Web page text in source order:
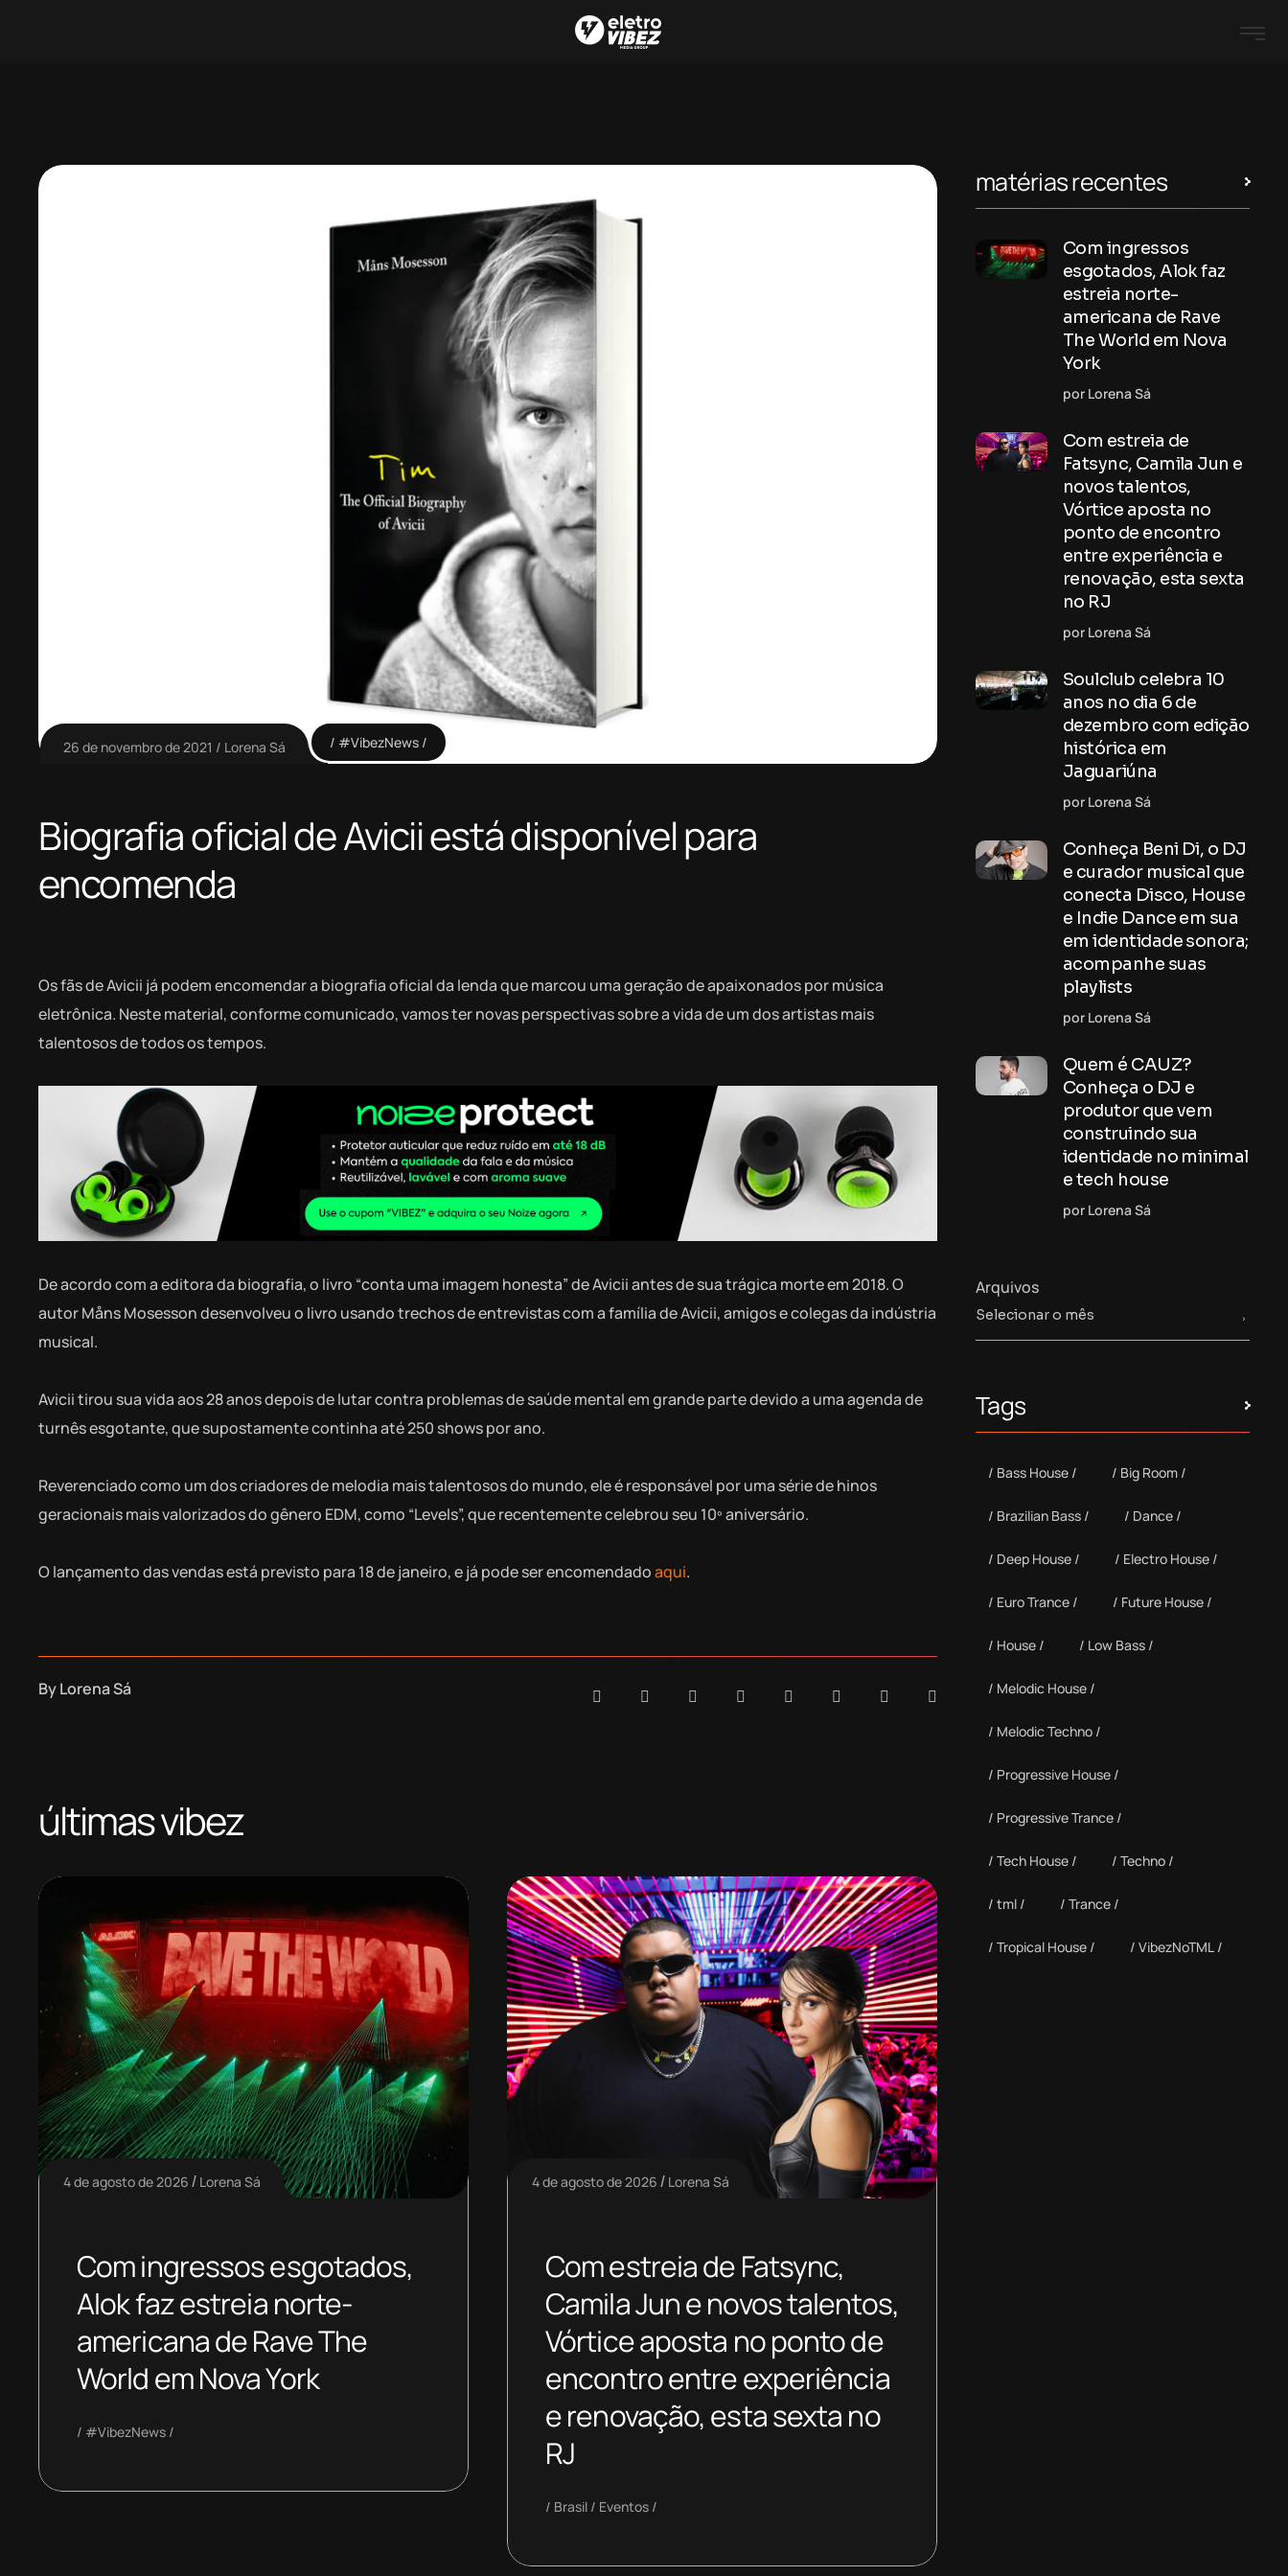
26 de novembro de 2021 Lorena Sá #VibezNews
Biografia oficial de Avicii está disponível para
encomenda
Os fãs de Avicii já podem encomendar a biografia oficial da lenda que marcou uma geração de apaixonados por música
eletrônica. Neste material, conforme comunicado, vamos ter novas perspectivas sobre a vida de um dos artistas mais
talentosos de todos os tempos.
De acordo com a editora da biografia, o livro “conta uma imagem honesta” de Avicii antes de sua trágica morte em 2018. O
autor Måns Mosesson desenvolveu o livro usando trechos de entrevistas com a família de Avicii, amigos e colegas da indústria
musical.
Avicii tirou sua vida aos 28 anos depois de lutar contra problemas de saúde mental em grande parte devido a uma agenda de
turnês esgotante, que supostamente continha até 250 shows por ano.
Reverenciado como um dos criadores de melodia mais talentosos do mundo, ele é responsável por uma série de hinos
geracionais mais valorizados do gênero EDM, como “Levels”, que recentemente celebrou seu 10º aniversário.
O lançamento das vendas está previsto para 18 de janeiro, e já pode ser encomendadoaqui.
ByLorena Sá
últimas vibez
4 de agosto de 2026 Lorena Sá
Com ingressos esgotados,
Alok faz estreia norte-
americana de Rave The
World em Nova York
#VibezNews
4 de agosto de 2026 Lorena Sá
Com estreia de Fatsync,
Camila Jun e novos talentos,
Vórtice aposta no ponto de
encontro entre experiência
e renovação, esta sexta no
RJ
Brasil Eventos
matérias recentes
Com ingressos
esgotados, Alok faz
estreia norte-
americana de Rave
The World em Nova
York
por Lorena Sá
Com estreia de
Fatsync, Camila Jun e
novos talentos,
Vórtice aposta no
ponto de encontro
entre experiência e
renovação, esta sexta
no RJ
por Lorena Sá
Soulclub celebra 10
anos no dia 6 de
dezembro com edição
histórica em
Jaguariúna
por Lorena Sá
Conheça Beni Di, o DJ
e curador musical que
conecta Disco, House
e Indie Dance em sua
em identidade sonora;
acompanhe suas
playlists
por Lorena Sá
Quem é CAUZ?
Conheça o DJ e
produtor que vem
construindo sua
identidade no minimal
e tech house
por Lorena Sá
Arquivos
Tags
Bass House Big Room
Brazilian Bass Dance
Deep House Electro House
Euro Trance Future House
House Low Bass
Melodic House
Melodic Techno
Progressive House
Progressive Trance
Tech House Techno
tml Trance
Tropical House VibezNoTML